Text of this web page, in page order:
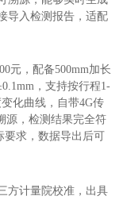
导入检测报告，适配
元，配备500mm加长
，支持按行程1-
化曲线，自带4G传
源，检测结果完全符
要求，数据导出后可
方计量院校准，出具